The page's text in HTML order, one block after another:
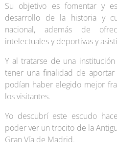
Su objetivo es fomentar y
desarrollo de la historia y
nacional, además de
intelectuales y deportivas y
Y al tratarse de una
tener una finalidad de
podían haber elegido mejor
los visitantes.
Yo descubrí este escudo
poder ver un trocito de la
Gran Vía de Madrid.